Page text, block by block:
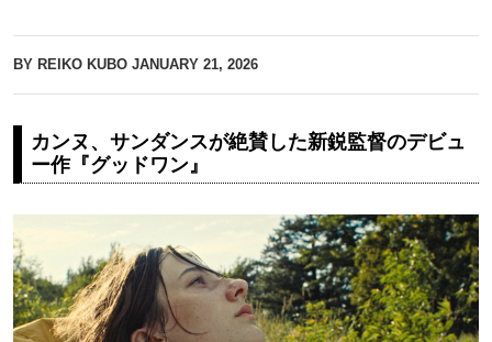
BY REIKO KUBO JANUARY 21, 2026
カンヌ、サンダンスが絶賛した新鋭監督のデビュ
ー作『グッドワン』